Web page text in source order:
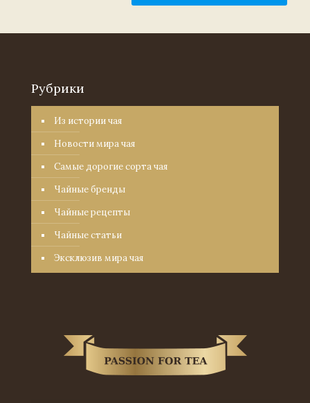
Рубрики
Из истории чая
Новости мира чая
Самые дорогие сорта чая
Чайные бренды
Чайные рецепты
Чайные статьи
Эксклюзив мира чая